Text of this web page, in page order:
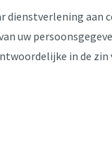
dienstverlening
uw
in de